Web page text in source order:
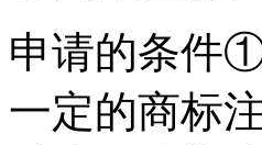
申请的条件
一定的商标